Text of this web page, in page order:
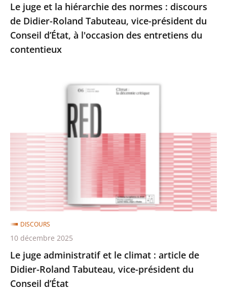
Tabuteau,
vice-
président
du
entretiens
contentieux
Le juge et la hiérarchie des normes : discours
de Didier-Roland Tabuteau, vice-président du
Conseil d’État, à l'occasion des entretiens du
contentieux
climat
:
article
de
Didier-
Roland
Tabuteau,
vice-
président
du
Le juge administratif et le climat : article de
Didier-Roland Tabuteau, vice-président du
Conseil d’État
DISCOURS
10 décembre 2025